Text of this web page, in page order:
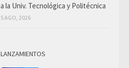
a la Univ. Tecnológica y Politécnica
5 AGO, 2026
LANZAMIENTOS